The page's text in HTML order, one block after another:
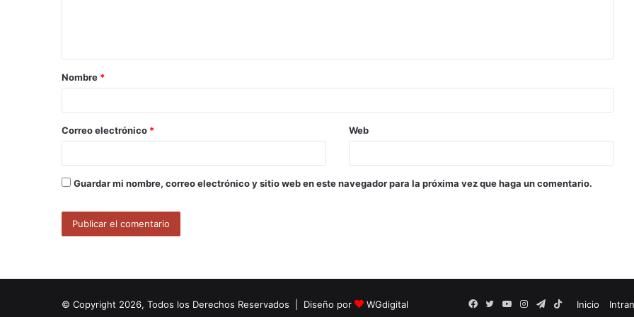
a
r
*
Nombre *
Correo electrónico * Web
Guardar mi nombre, correo electrónico y sitio web en este navegador para la próxima vez que haga un comentario.
© Copyright 2026, Todos los Derechos Reservados | Diseño por WGdigital Inicio
Facebook
TwitterYouTubeInstagramTelegram
TikTok